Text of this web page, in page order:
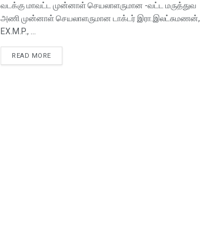
வடக்கு மாவட்ட முன்னாள் செயலாளருமான -வட்ட மருத்துவ
அணி முன்னாள் செயலாளருமான டாக்டர் இரா.இலட்சுமணன்,
EX.M.P., ...
READ MORE